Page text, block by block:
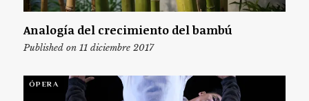
Analogía del crecimiento del bambú
Published on 11 diciembre 2017
ÓPERA